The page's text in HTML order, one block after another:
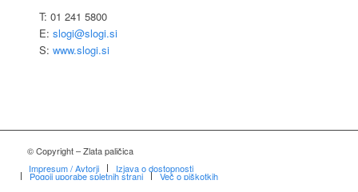
T: 01 241 5800
E: slogi@slogi.si
S: www.slogi.si
© Copyright – Zlata paličica
Impresum / Avtorji
Izjava o dostopnosti
Pogoji uporabe spletnih strani Več o piškotkih